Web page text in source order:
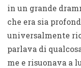
in un grande
che era sia
universalmente
parlava di
me e risuonava a